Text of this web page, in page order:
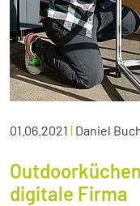
01.06.2021 | Daniel
digitale Firma